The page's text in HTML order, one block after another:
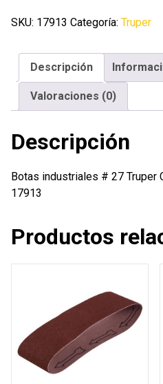
27
cantidad
SKU: 17913 Categoría: Truper
Descripción
Valoraciones (0)
Descripción
Botas industriales # 27 Truper
17913
Productos